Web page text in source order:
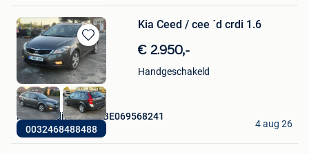
Bewaren
in
Mijn
Favorieten
0032468488488
Kia Ceed / cee ´d crdi 1.6
€ 2.950,-
Handgeschakeld
Hiwa Trading BTW: BE069568241
Itterbeek
4 aug 26